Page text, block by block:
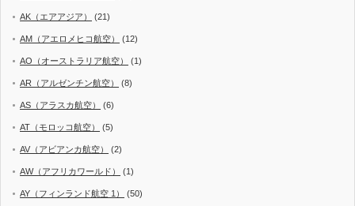
AK（エアアジア） (21)
AM（アエロメヒコ航空） (12)
AO（オーストラリア航空） (1)
AR（アルゼンチン航空） (8)
AS（アラスカ航空） (6)
AT（モロッコ航空） (5)
AV（アビアンカ航空） (2)
AW（アフリカワールド） (1)
AY（フィンランド航空 1） (50)